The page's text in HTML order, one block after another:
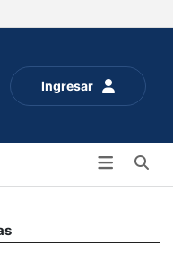
Ingresar